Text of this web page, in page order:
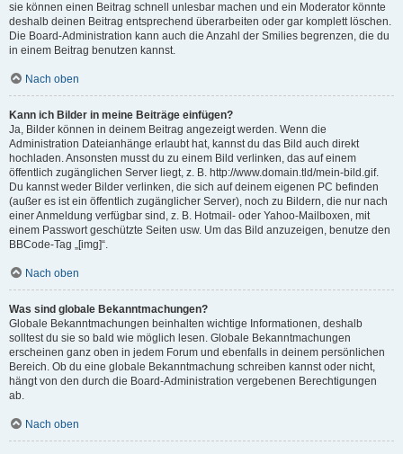
sie können einen Beitrag schnell unlesbar machen und ein Moderator könnte
deshalb deinen Beitrag entsprechend überarbeiten oder gar komplett löschen.
Die Board-Administration kann auch die Anzahl der Smilies begrenzen, die du
in einem Beitrag benutzen kannst.
Nach oben
Kann ich Bilder in meine Beiträge einfügen?
Ja, Bilder können in deinem Beitrag angezeigt werden. Wenn die
Administration Dateianhänge erlaubt hat, kannst du das Bild auch direkt
hochladen. Ansonsten musst du zu einem Bild verlinken, das auf einem
öffentlich zugänglichen Server liegt, z. B. http://www.domain.tld/mein-bild.gif.
Du kannst weder Bilder verlinken, die sich auf deinem eigenen PC befinden
(außer es ist ein öffentlich zugänglicher Server), noch zu Bildern, die nur nach
einer Anmeldung verfügbar sind, z. B. Hotmail- oder Yahoo-Mailboxen, mit
einem Passwort geschützte Seiten usw. Um das Bild anzuzeigen, benutze den
BBCode-Tag „[img]“.
Nach oben
Was sind globale Bekanntmachungen?
Globale Bekanntmachungen beinhalten wichtige Informationen, deshalb
solltest du sie so bald wie möglich lesen. Globale Bekanntmachungen
erscheinen ganz oben in jedem Forum und ebenfalls in deinem persönlichen
Bereich. Ob du eine globale Bekanntmachung schreiben kannst oder nicht,
hängt von den durch die Board-Administration vergebenen Berechtigungen
ab.
Nach oben